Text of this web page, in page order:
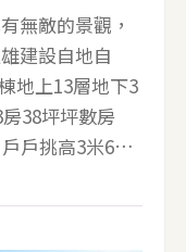
無敵的景觀，
建設自地自
地上13層地下3
38坪坪數房
戶挑高3米6，
健身房、多功